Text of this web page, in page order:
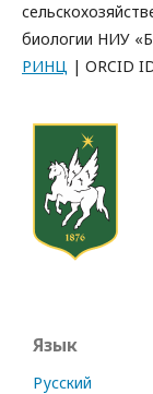
биологии НИУ
РИНЦ | ORCID
Язык
Русский